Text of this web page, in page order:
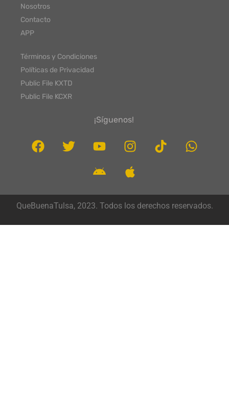
Nosotros
Contacto
APP
Términos y Condiciones
Políticas de Privacidad
Public File KXTD
Public File KCXR
¡Síguenos!
QueBuenaTulsa, 2023. Todos los derechos reservados.